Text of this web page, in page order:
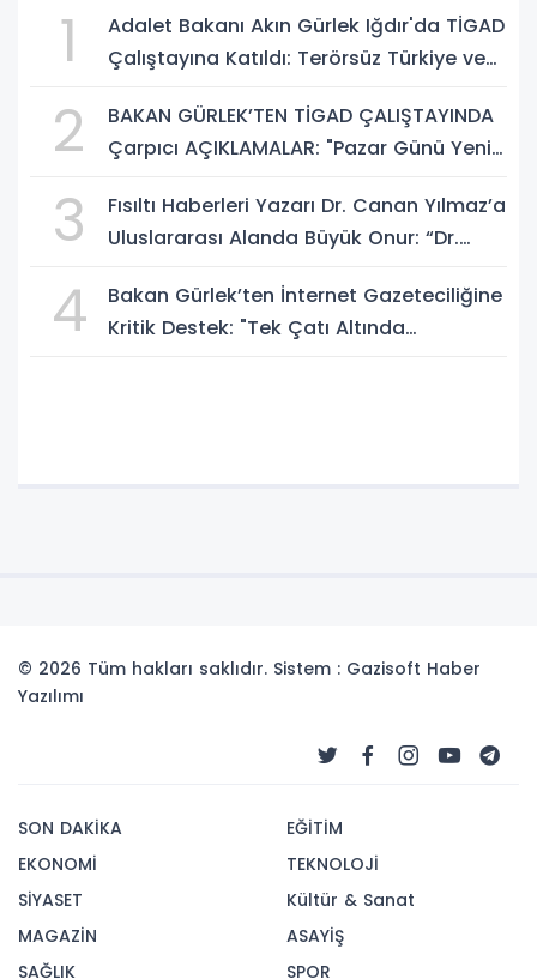
1
Adalet Bakanı Akın Gürlek Iğdır'da TİGAD
Çalıştayına Katıldı: Terörsüz Türkiye ve
2
BAKAN GÜRLEK’TEN TİGAD ÇALIŞTAYINDA
Çarpıcı AÇIKLAMALAR: "Pazar Günü Yeni
3
Fısıltı Haberleri Yazarı Dr. Canan Yılmaz’a
Uluslararası Alanda Büyük Onur: “Dr.
4
Bakan Gürlek’ten İnternet Gazeteciliğine
Kritik Destek: "Tek Çatı Altında
© 2026 Tüm hakları saklıdır. Sistem : Gazisoft Haber
Yazılımı
SON DAKİKA
EKONOMİ
SİYASET
MAGAZİN
SAĞLIK
EĞİTİM
TEKNOLOJİ
Kültür & Sanat
ASAYİŞ
SPOR